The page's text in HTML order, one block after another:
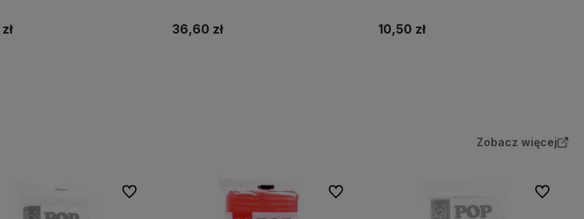
36,60 zł 10,50 zł
Zobacz więcej
Do ulubionych Do ulubionych Do